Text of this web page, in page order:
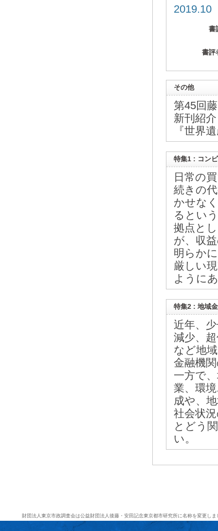
書
書評
その他
第45回
新刊紹
『世界
特集1 : コン
日常の
続きの
かせな
るとい
拠点と
が、収
明らか
厳しい
ように
特集2 : 地域
近年、
減少、
など地
金融機
一方で
業、環
成や、
社会状
とどう
い。
財団法人東京市政調査会は公益財団法人後藤・安田記念東京都市研究所に名称を変更しま